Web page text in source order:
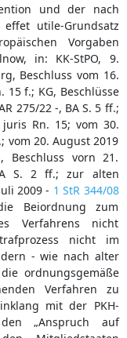
und der nach
utile-Grundsatz
Vorgaben
in: KK-StPO, 9.
Beschluss vom 16.
15 f.; KG, Beschlüsse
275/22 -, BA S. 5 ff.;
Rn. 15; vom 30.
vom 20. August 2019
vorn 21.
S. 2 ff.; zur alten
2009 - 1 StR 344/08
Beiordnung zum
Verfahrens nicht
nicht im
- wie nach alter
ordnungsgemäße
Verfahren zu
mit der PKH-
„Anspruch auf